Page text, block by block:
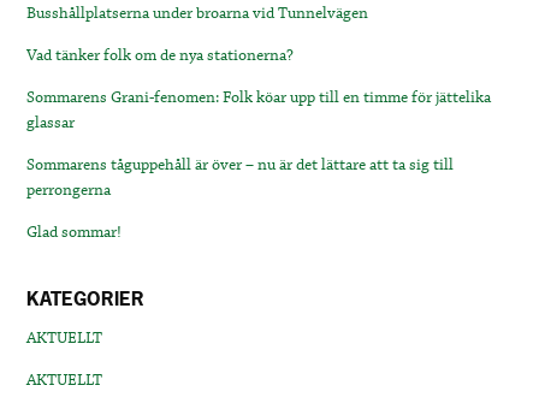
Busshållplatserna under broarna vid Tunnelvägen
Vad tänker folk om de nya stationerna?
Sommarens Grani-fenomen: Folk köar upp till en timme för jättelika
glassar
Sommarens tåguppehåll är över – nu är det lättare att ta sig till
perrongerna
Glad sommar!
KATEGORIER
AKTUELLT
AKTUELLT